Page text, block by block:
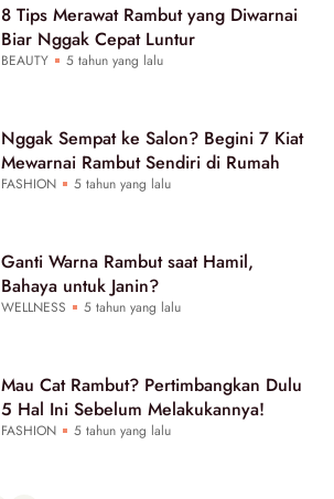
8 Tips Merawat Rambut yang Diwarnai
Biar Nggak Cepat Luntur
BEAUTY 5 tahun yang lalu
Nggak Sempat ke Salon? Begini 7 Kiat
Mewarnai Rambut Sendiri di Rumah
FASHION 5 tahun yang lalu
Ganti Warna Rambut saat Hamil,
Bahaya untuk Janin?
WELLNESS 5 tahun yang lalu
Mau Cat Rambut? Pertimbangkan Dulu
5 Hal Ini Sebelum Melakukannya!
FASHION 5 tahun yang lalu